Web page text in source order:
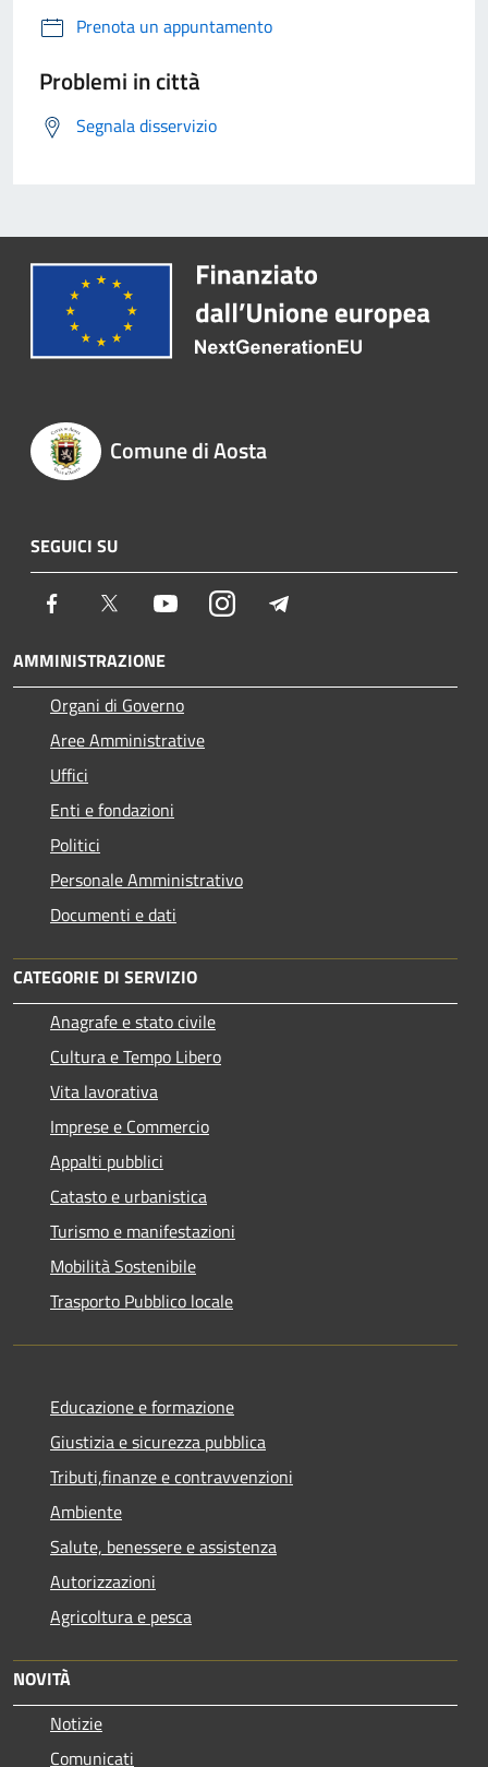
Prenota un appuntamento
Problemi in città
Segnala disservizio
Comune di Aosta
SEGUICI SU
Facebook Twitter YoutubeInstagram
AMMINISTRAZIONE
Organi di Governo
Aree Amministrative
Uffici
Enti e fondazioni
Politici
Personale Amministrativo
Documenti e dati
CATEGORIE DI SERVIZIO
Anagrafe e stato civile
Cultura e Tempo Libero
Vita lavorativa
Imprese e Commercio
Appalti pubblici
Catasto e urbanistica
Turismo e manifestazioni
Mobilità Sostenibile
Trasporto Pubblico locale
Educazione e formazione
Giustizia e sicurezza pubblica
Tributi,finanze e contravvenzioni
Ambiente
Salute, benessere e assistenza
Autorizzazioni
Agricoltura e pesca
NOVITÀ
Notizie
Comunicati